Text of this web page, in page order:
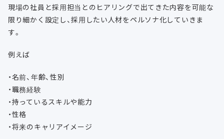
現場の社員と採用担当とのヒアリングで出てきた内容を可能な
限り細かく設定し、採用したい人材をペルソナ化していきま
す。
例えば
・名前、年齢、性別
・職務経験
・持っているスキルや能力
・性格
・将来のキャリアイメージ